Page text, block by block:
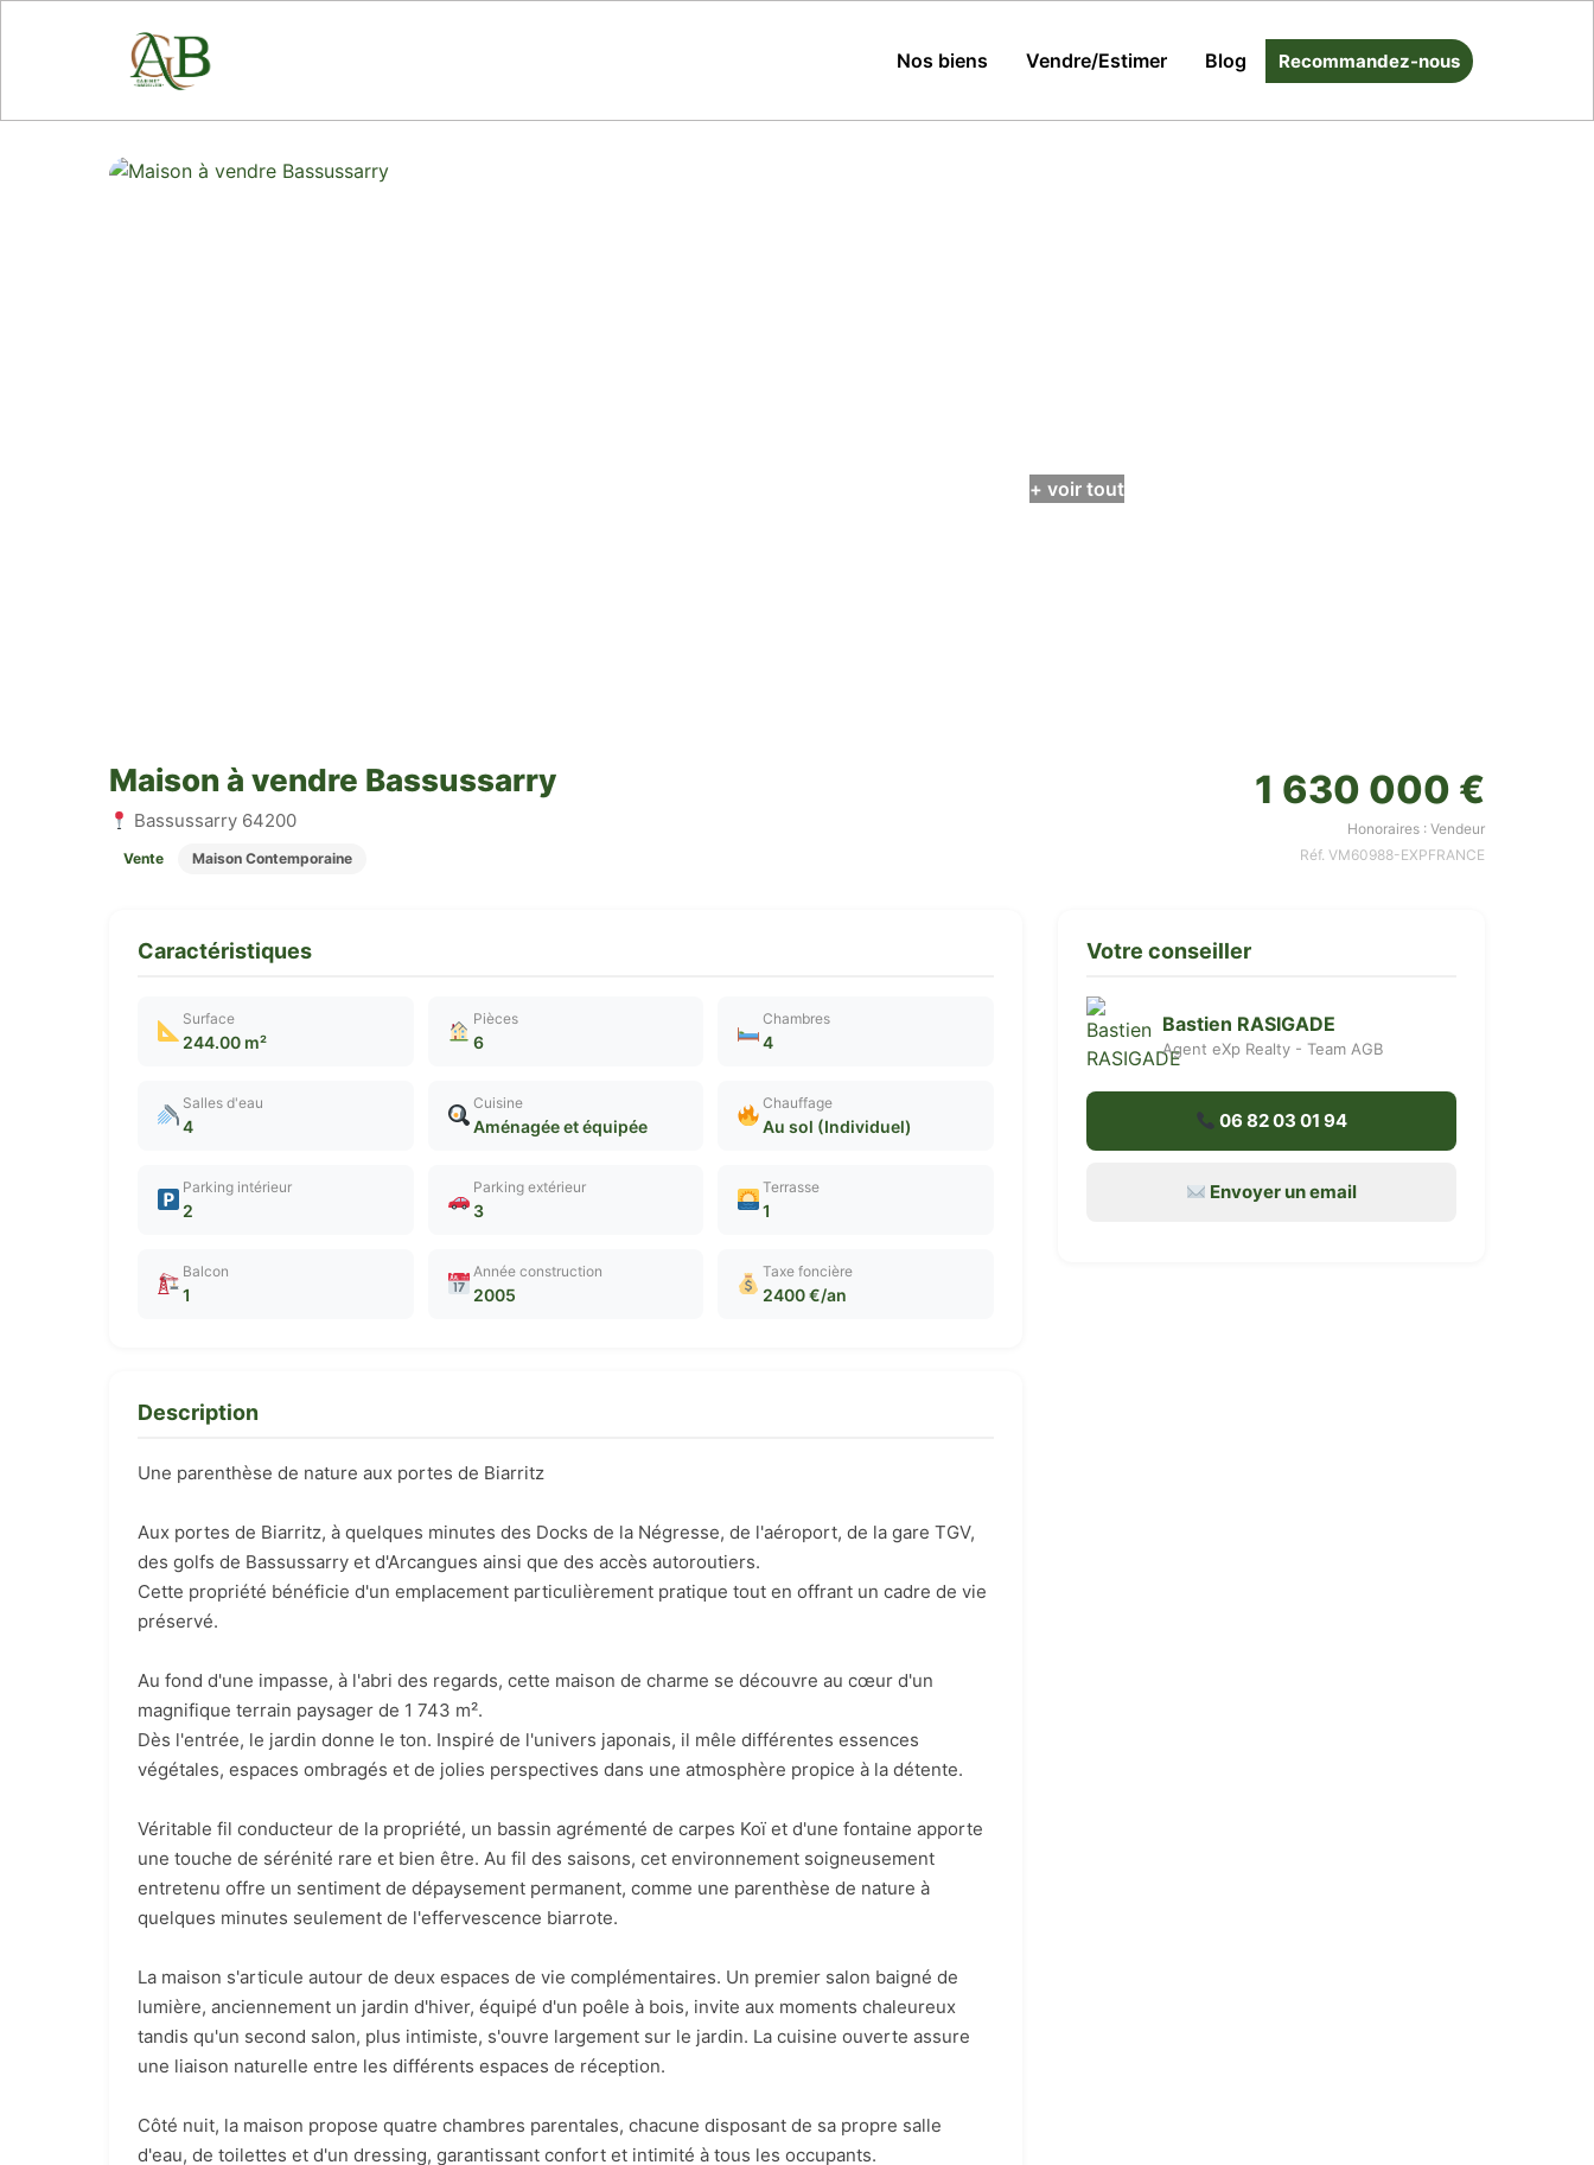
Nos biens Vendre/Estimer Blog Recommandez-nous
Maison à vendre Bassussarry
Bassussarry 64200
Vente Maison Contemporaine
1 630 000 €
Honoraires : Vendeur
Réf. VM60988-EXPFRANCE
Caractéristiques
Surface
244.00 m²
Pièces
6
Chambres
4
Salles d'eau
4
Cuisine
Aménagée et équipée
Chauffage
Au sol (Individuel)
Parking intérieur
2
Parking extérieur
3
Terrasse
1
Balcon
1
Année construction
2005
Taxe foncière
2400 €/an
Description
Une parenthèse de nature aux portes de Biarritz
Aux portes de Biarritz, à quelques minutes des Docks de la Négresse, de l'aéroport, de la gare TGV,
des golfs de Bassussarry et d'Arcangues ainsi que des accès autoroutiers.
Cette propriété bénéficie d'un emplacement particulièrement pratique tout en offrant un cadre de vie
préservé.
Au fond d'une impasse, à l'abri des regards, cette maison de charme se découvre au cœur d'un
magnifique terrain paysager de 1 743 m².
Dès l'entrée, le jardin donne le ton. Inspiré de l'univers japonais, il mêle différentes essences
végétales, espaces ombragés et de jolies perspectives dans une atmosphère propice à la détente.
Véritable fil conducteur de la propriété, un bassin agrémenté de carpes Koï et d'une fontaine apporte
une touche de sérénité rare et bien être. Au fil des saisons, cet environnement soigneusement
entretenu offre un sentiment de dépaysement permanent, comme une parenthèse de nature à
quelques minutes seulement de l'effervescence biarrote.
La maison s'articule autour de deux espaces de vie complémentaires. Un premier salon baigné de
lumière, anciennement un jardin d'hiver, équipé d'un poêle à bois, invite aux moments chaleureux
tandis qu'un second salon, plus intimiste, s'ouvre largement sur le jardin. La cuisine ouverte assure
une liaison naturelle entre les différents espaces de réception.
Côté nuit, la maison propose quatre chambres parentales, chacune disposant de sa propre salle
d'eau, de toilettes et d'un dressing, garantissant confort et intimité à tous les occupants.
Votre conseiller
Bastien RASIGADE
Agent eXp Realty - Team AGB
06 82 03 01 94
Envoyer un email